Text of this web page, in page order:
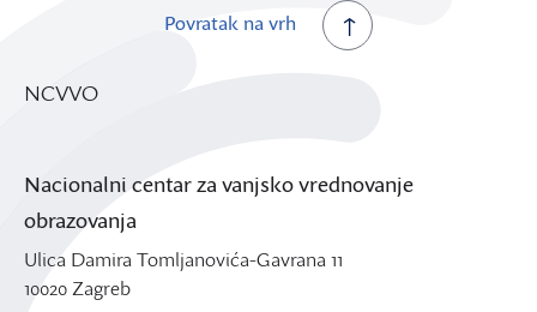
Povratak na vrh
NCVVO
Nacionalni centar za vanjsko vrednovanje
obrazovanja
Ulica Damira Tomljanovića-Gavrana 11
10020 Zagreb